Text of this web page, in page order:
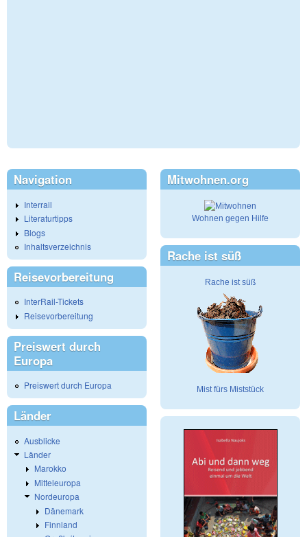
Navigation
Interrail
Literaturtipps
Blogs
Inhaltsverzeichnis
Reisevorbereitung
InterRail-Tickets
Reisevorbereitung
Preiswert durch
Europa
Preiswert durch Europa
Länder
Ausblicke
Länder
Marokko
Mitteleuropa
Nordeuropa
Dänemark
Finnland
Mitwohnen.org
Wohnen gegen Hilfe
Rache ist süß
Rache ist süß
Mist fürs Miststück